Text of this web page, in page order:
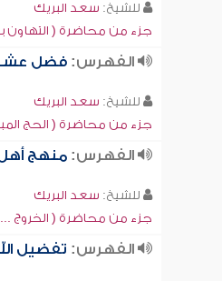
للشيخ: سعد البريك
جزء من محاضرة ( التهاون
الفهرس:فضل
للشيخ: سعد البريك
جزء من محاضرة ( الحج
الفهرس:منهج
للشيخ: سعد البريك
جزء من محاضرة ( الخروج ...
الفهرس: تفضيل